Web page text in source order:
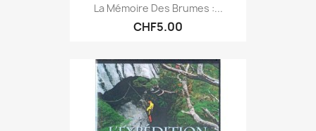
La Mémoire Des Brumes :...
CHF5.00